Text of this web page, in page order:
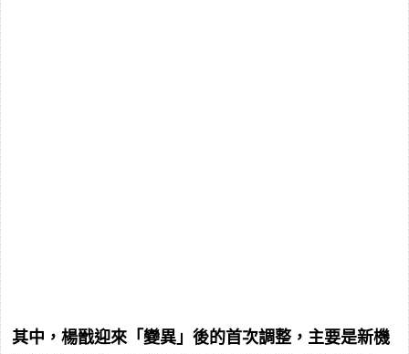
其中，楊戩迎來「變異」後的首次調整，主要是新機